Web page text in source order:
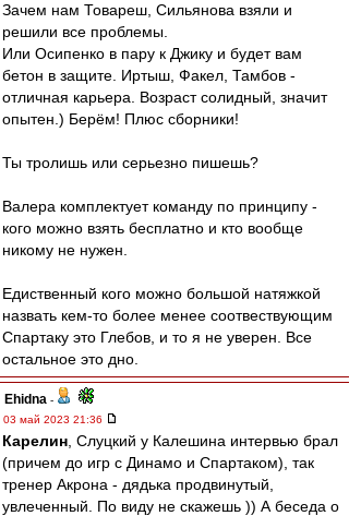
Зачем нам Товареш, Сильянова взяли и
решили все проблемы.
Или Осипенко в пару к Джику и будет вам
бетон в защите. Иртыш, Факел, Тамбов -
отличная карьера. Возраст солидный, значит
опытен.) Берём! Плюс сборники!
Ты тролишь или серьезно пишешь?
Валера комплектует команду по принципу -
кого можно взять бесплатно и кто вообще
никому не нужен.
Едиственный кого можно большой натяжкой
назвать кем-то более менее соотвествующим
Спартаку это Глебов, и то я не уверен. Все
остальное это дно.
Ehidna -
03 май 2023 21:36
Карелин , Слуцкий у Калешина интервью брал
(причем до игр с Динамо и Спартаком), так
тренер Акрона - дядька продвинутый,
увлеченный. По виду не скажешь )) А беседа о